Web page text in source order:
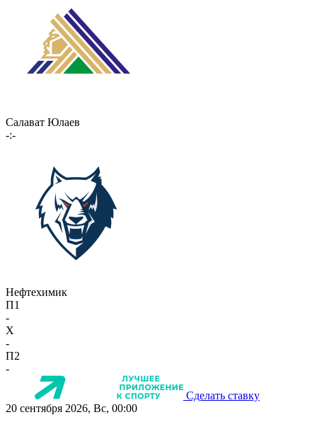
Салават Юлаев
-:-
Нефтехимик
П1
-
X
-
П2
-
Сделать ставку
20 сентября 2026, Вс, 00:00